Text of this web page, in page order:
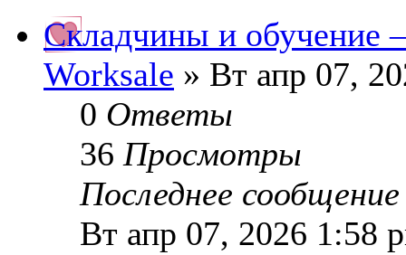
Складчины и обучение
Worksale » Вт апр 07,
0 Ответы
36 Просмотры
Последнее
Вт апр 07, 2026 1:58